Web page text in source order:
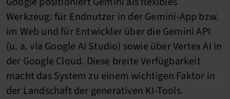
Werkzeug: für Endnutzer in der Gemini-App bzw.
im Web und für Entwickler über die Gemini API
(u. a. via Google AI Studio) sowie über Vertex AI in
der Google Cloud. Diese breite Verfügbarkeit
macht das System zu einem wichtigen Faktor in
der Landschaft der generativen KI-Tools.